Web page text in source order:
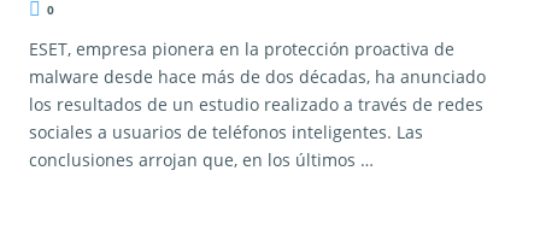
0
ESET, empresa pionera en la protección proactiva de
malware desde hace más de dos décadas, ha anunciado
los resultados de un estudio realizado a través de redes
sociales a usuarios de teléfonos inteligentes. Las
conclusiones arrojan que, en los últimos …